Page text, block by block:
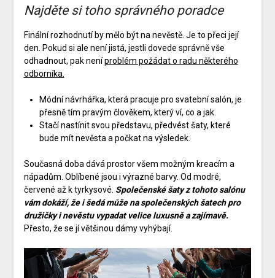
Najděte si toho správného poradce
Finální rozhodnutí by mělo být na nevěstě. Je to přeci její
den. Pokud si ale není jistá, jestli dovede správně vše
odhadnout, pak neníproblém požádat o radu některého
odborníka.
Módní návrhářka, která pracuje pro svatební salón, je
přesně tím pravým člověkem, který ví, co a jak.
Stačí nastínit svou představu, předvést šaty, které
bude mít nevěsta a počkat na výsledek.
Současná doba dává prostor všem možným kreacím a
nápadům. Oblíbené jsou i výrazné barvy. Od modré,
červené až k tyrkysové. Společenské šaty z tohoto salónu
vám dokáží, že i šedá může na společenských šatech pro
družičky i nevěstu vypadat velice luxusně a zajímavě.
Přesto, že se jí většinou dámy vyhýbají.